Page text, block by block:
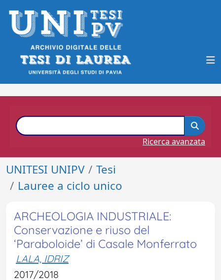
Ricerca avanzata
UNITESI UNIPV
Tesi
Lauree a ciclo unico
ARCHEOLOGIA INDUSTRIALE:
Conservazione e riuso del
‘Paraboloide’ di Casale Monferrato
LALA, IDRIZ
2017/2018